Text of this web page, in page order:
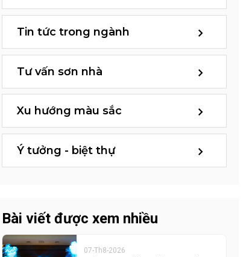
Tin tức trong ngành
Tư vấn sơn nhà
Xu hướng màu sắc
Ý tưởng - biệt thự
Bài viết được xem nhiều
07-Th8-2026